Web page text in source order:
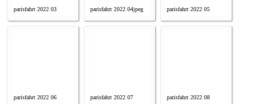
parisfahrt 2022 03 parisfahrt 2022 04jpeg parisfahrt 2022 05
parisfahrt 2022 06 parisfahrt 2022 07 parisfahrt 2022 08